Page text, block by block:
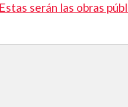
serán las obras